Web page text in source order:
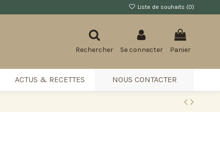
Liste de souhaits (0)
Rechercher Se connecter Panier
ACTUS & RECETTES NOUS CONTACTER